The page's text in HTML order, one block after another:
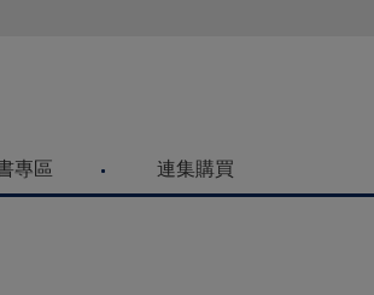
警覺！
專區 連集購買